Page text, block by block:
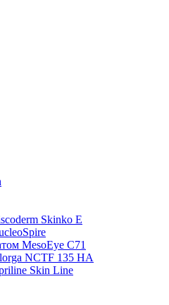
Skinko E
MesoEye С71
NCTF 135 HA
Skin Line